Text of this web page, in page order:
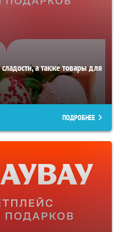
а также товары для
ПОДРОБНЕЕ